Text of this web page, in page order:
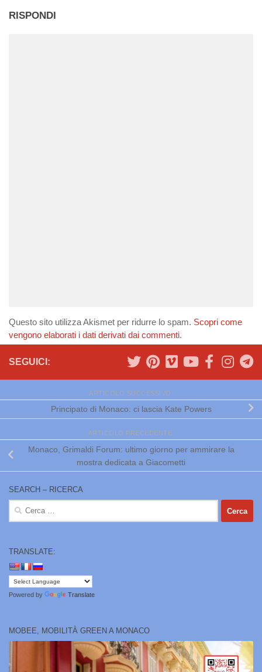
RISPONDI
Questo sito utilizza Akismet per ridurre lo spam. Scopri come
vengono elaborati i dati derivati dai commenti.
SEGUICI:
ARTICOLO SUCCESSIVO
Principato di Monaco: ci lascia Kate Powers
ARTICOLO PRECEDENTE
Monaco, Grimaldi Forum: ultimo giorno per ammirare la
mostra dedicata a Giacometti
SEARCH – RICERCA
Ricerca
TRANSLATE:
Powered by Translate
MOBEE, MOBILITÀ GREEN A MONACO